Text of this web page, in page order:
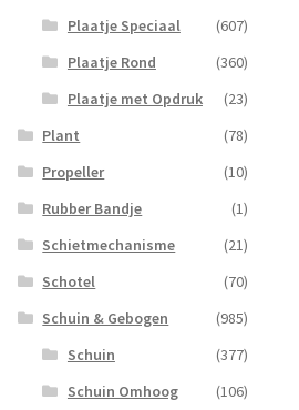
Plaatje Speciaal
(607)
Plaatje Rond
(360)
Plaatje met Opdruk
(23)
Plant
(78)
Propeller
(10)
Rubber Bandje
(1)
Schietmechanisme
(21)
Schotel
(70)
Schuin & Gebogen
(985)
Schuin
(377)
Schuin Omhoog
(106)